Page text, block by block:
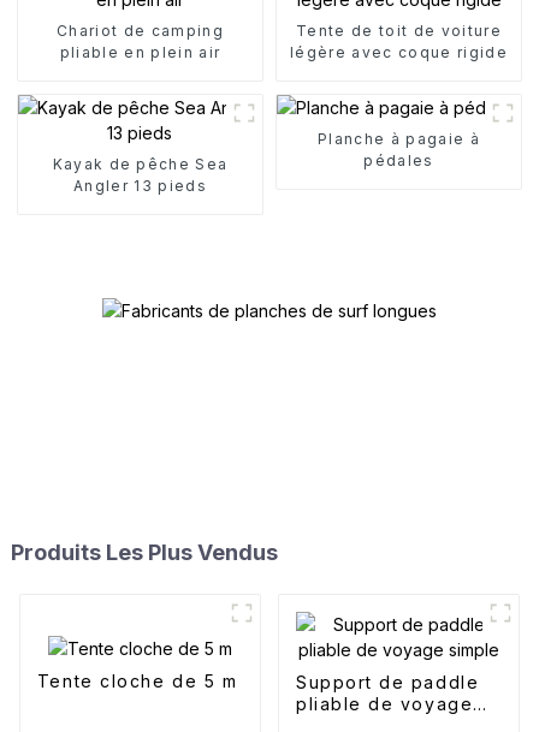
Chariot de camping
pliable en plein air
Tente de toit de voiture
légère avec coque rigide
Kayak de pêche Sea
Angler 13 pieds
Planche à pagaie à
pédales
Produits Les Plus Vendus
Tente cloche de 5 m
Support de paddle
pliable de voyage